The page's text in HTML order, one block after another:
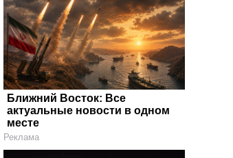
Ближний Восток: Все
актуальные новости в одном
месте
Реклама